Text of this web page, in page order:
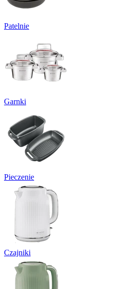
Patelnie
Garnki
Pieczenie
Czajniki